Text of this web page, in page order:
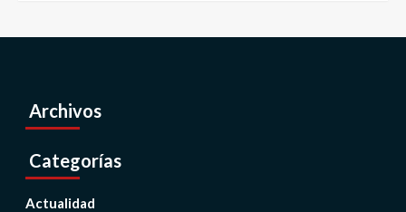
Archivos
Categorías
Actualidad